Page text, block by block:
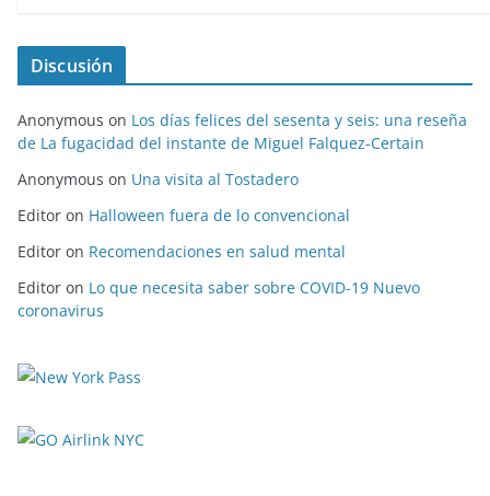
Discusión
Anonymous on Los días felices del sesenta y seis: una reseña
de La fugacidad del instante de Miguel Falquez-Certain
Anonymous on Una visita al Tostadero
Editor on Halloween fuera de lo convencional
Editor on Recomendaciones en salud mental
Editor on Lo que necesita saber sobre COVID-19 Nuevo
coronavirus